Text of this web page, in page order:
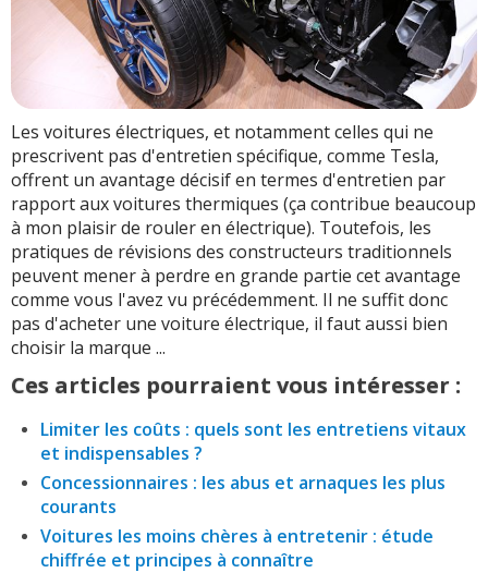
Les voitures électriques, et notamment celles qui ne
prescrivent pas d'entretien spécifique, comme Tesla,
offrent un avantage décisif en termes d'entretien par
rapport aux voitures thermiques (ça contribue beaucoup
à mon plaisir de rouler en électrique). Toutefois, les
pratiques de révisions des constructeurs traditionnels
peuvent mener à perdre en grande partie cet avantage
comme vous l'avez vu précédemment. Il ne suffit donc
pas d'acheter une voiture électrique, il faut aussi bien
choisir la marque ...
Ces articles pourraient vous intéresser :
Limiter les coûts : quels sont les entretiens vitaux
et indispensables ?
Concessionnaires : les abus et arnaques les plus
courants
Voitures les moins chères à entretenir : étude
chiffrée et principes à connaître